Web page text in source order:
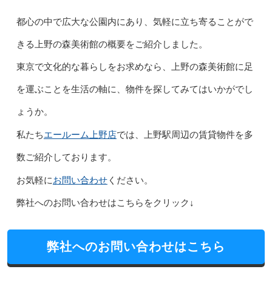
都心の中で広大な公園内にあり、気軽に立ち寄ることがで
きる上野の森美術館の概要をご紹介しました。
東京で文化的な暮らしをお求めなら、上野の森美術館に足
を運ぶことを生活の軸に、物件を探してみてはいかがでし
ょうか。
私たちエールーム上野店では、上野駅周辺の賃貸物件を多
数ご紹介しております。
お気軽にお問い合わせください。
弊社へのお問い合わせはこちらをクリック↓
弊社へのお問い合わせはこちら